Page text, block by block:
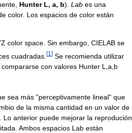
Hunter L, a, b). Lab es una
color. Los espacios de color están
color space Sin embargo CIELAB se
cuadradas [1 ] Se recomienda utilizar
compararse con valores Hunter L a b
sea más "perceptivamente lineal" que
de la misma cantidad en un valor de
. Lo anterior puede mejorar la reprodución
. Ambos espacios Lab están